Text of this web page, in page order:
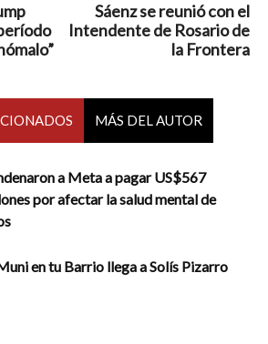
Sáenz se reunió con el
Intendente de Rosario de
la Frontera
MÁS DEL AUTOR
a Meta a pagar US$567
por afectar la salud mental de
en tu Barrio llega a Solís Pizarro